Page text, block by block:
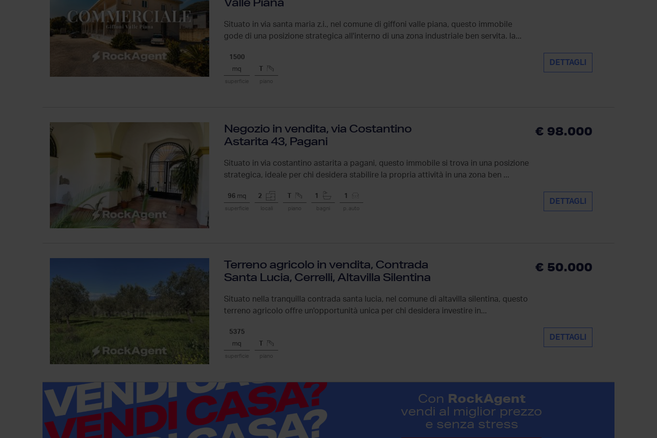
Situato in via santa maria z.i., nel comune di giffoni valle piana, questo immobile
gode di una posizione strategica all'interno di una zona industriale ben servita. la...
1500
mq
superficie piano
DETTAGLI
Negozio in vendita, via Costantino
Astarita 43, Pagani
€ 98.000
Situato in via costantino astarita a pagani, questo immobile si trova in una posizione
strategica, ideale per chi desidera stabilire la propria attività in una zona ben ...
96 mq
superficie
2
locali piano
1
bagni
1
p. auto
DETTAGLI
Terreno agricolo in vendita, Contrada
Santa Lucia, Cerrelli, Altavilla Silentina
€ 50.000
Situato nella tranquilla contrada santa lucia, nel comune di altavilla silentina, questo
terreno agricolo offre un'opportunità unica per chi desidera investire in...
5375
mq
superficie piano
DETTAGLI
Con RockAgent
vendi al miglior prezzo
e senza stress